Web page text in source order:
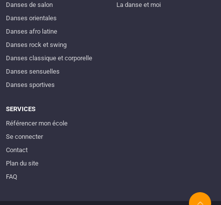
Danses de salon
Danses orientales
Danses afro latine
Danses rock et swing
Danses classique et corporelle
Danses sensuelles
Danses sportives
La danse et moi
SERVICES
Référencer mon école
Se connecter
Contact
Plan du site
FAQ